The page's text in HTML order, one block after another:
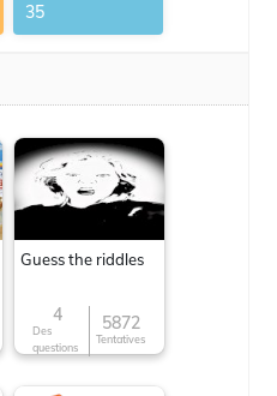
35
Guess the riddles
4
Des
questions
5872
Tentatives